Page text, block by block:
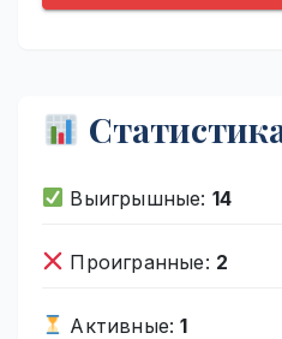
Выигрышные: 14
Проигранные: 2
Активные:1